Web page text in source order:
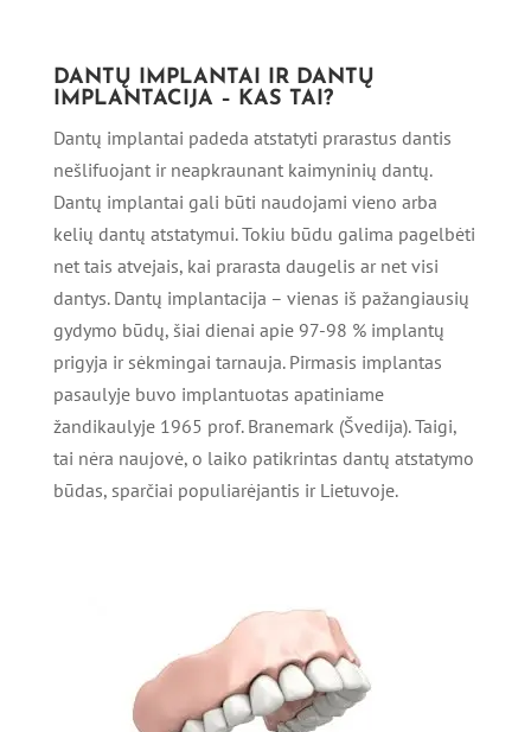
DANTŲ IMPLANTAI IR DANTŲ
IMPLANTACIJA – KAS TAI?
Dantų implantai padeda atstatyti prarastus dantis
nešlifuojant ir neapkraunant kaimyninių dantų.
Dantų implantai gali būti naudojami vieno arba
kelių dantų atstatymui. Tokiu būdu galima pagelbėti
net tais atvejais, kai prarasta daugelis ar net visi
dantys. Dantų implantacija – vienas iš pažangiausių
gydymo būdų, šiai dienai apie 97-98 % implantų
prigyja ir sėkmingai tarnauja. Pirmasis implantas
pasaulyje buvo implantuotas apatiniame
žandikaulyje 1965 prof. Branemark (Švedija). Taigi,
tai nėra naujovė, o laiko patikrintas dantų atstatymo
būdas, sparčiai populiarėjantis ir Lietuvoje.